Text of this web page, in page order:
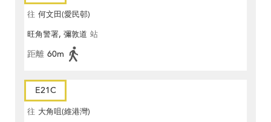
往 何文田(愛民邨)
旺角警署, 彌敦道 站
距離 60m
E21C
往 大角咀(維港灣)